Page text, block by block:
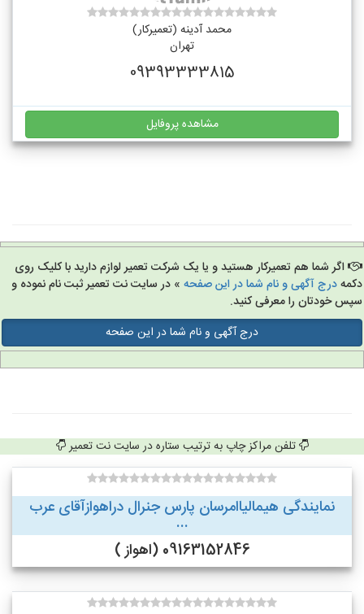
محمد آدینه (تعمیرکار)
تهران
09393333815
مشاهده پروفایل
اگر شما هم تعمیرکار هستید و یا یک شرکت تعمیر لوازم دارید با کلیک روی
درج آگهی و نام شما در این صفحه» در سایت نت تعمیر ثبت نام نموده و
خودتان را معرفی کنید.
درج آگهی و نام شما در این صفحه
تلفن مراکز چاپ به ترتیب ستاره در سایت نت تعمیر
نمایندگی هیمالیاامرسان پارس جنرال دراهوازآقای عرب
...
09163152846 (اهواز )